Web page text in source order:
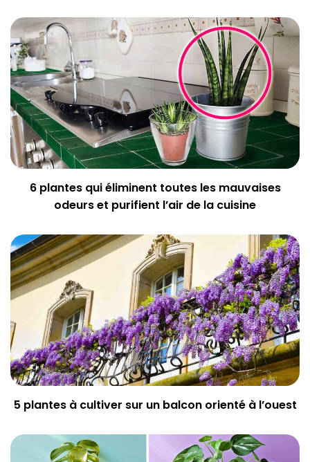
6 plantes qui éliminent toutes les mauvaises
odeurs et purifient l’air de la cuisine
5 plantes à cultiver sur un balcon orienté à l’ouest